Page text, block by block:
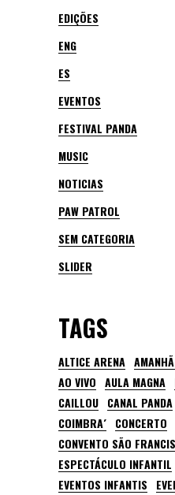
EDIÇÕES
ENG
ES
EVENTOS
FESTIVAL PANDA
MUSIC
NOTICIAS
PAW PATROL
SEM CATEGORIA
SLIDER
TAGS
ALTICE ARENA
AO VIVO AULA MAGNA
CAILLOU CANAL PANDA
COIMBRA´ CONCERTO
CONVENTO SÃO
ESPECTÁCULO INFANTIL
EVENTOS INFANTIS